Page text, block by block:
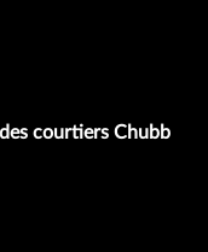
courtiers Chubb